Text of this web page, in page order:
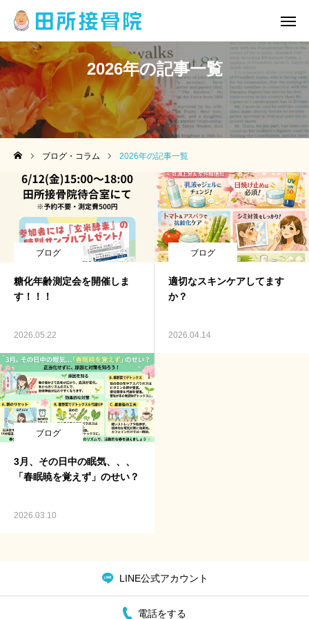
2026年の記事一覧
ブログ・コラム 2026年の記事一覧
ブログ
糖化年齢測定会を開催しま
す！！！
2026.05.22
ブログ
適切なスキンケアしてます
か？
2026.04.14
ブログ
3月、その日中の眠気、、、
「春眠暁を覚えず」のせい？
2026.03.10
LINE公式アカウント
電話をする
公式LINE カレンダー
メニュー アクセス
トップ
院情報・アクセス
メニュー
ブログ・コラム
ご予約・お問合せ